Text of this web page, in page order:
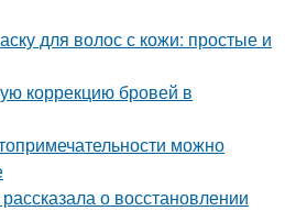
для волос с кожи: простые и
коррекцию бровей в
можно
о восстановлении